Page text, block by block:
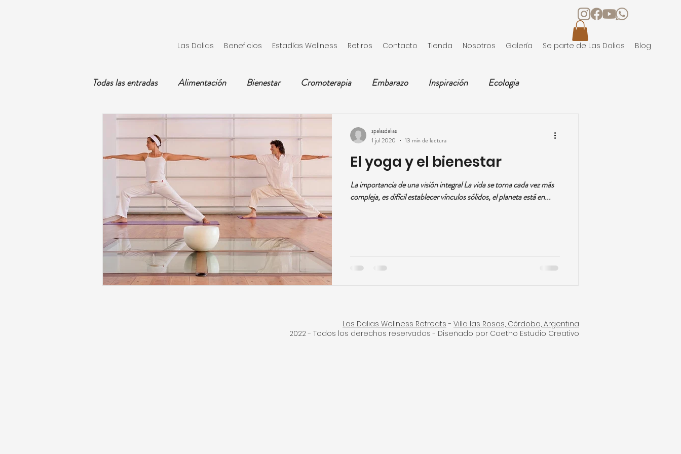
Las Dalias Beneficios Estadías Wellness Retiros Contacto Tienda Nosotros Galería Se parte de Las Dalias Blog
Todas las entradas Alimentación Bienestar Cromoterapia Embarazo Inspiración Ecologia
Hombre Educación Mamá Meditación
Tratamientos Naturales Salud Vacaciones Yoga
El yoga y el bienestar
La importancia de una visión integral La vida se torna cada vez más
compleja, es difícil establecer vínculos sólidos, el planeta está en...
spalasdalias
1 jul 2020
13 min de lectura
Las Dalias Wellness Retreats - Villa las Rosas, Córdoba, Argentina
2022 - Todos los derechos reservados - Diseñado por Coetho Estudio Creativo